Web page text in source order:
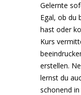
Gelernte
Egal, ob du
hast oder
Kurs
erstellen.
lernst du
schonend